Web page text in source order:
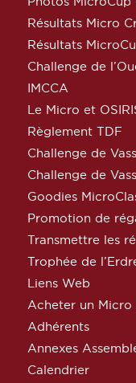
Résultats Micro
Résultats
Challenge de
IMCCA
Le Micro et
Règlement TDF
Challenge de
Challenge de
Goodies
Promotion de
Transmettre les
Trophée de
Liens Web
Acheter un Micro
Adhérents
Annexes
Calendrier